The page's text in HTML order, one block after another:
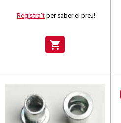
Registra't per saber el preu!
shopping_cart